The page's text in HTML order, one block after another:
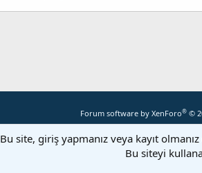
Forum software by XenForo® ©
Bu site, giriş yapmanız veya kayıt
Bu siteyi